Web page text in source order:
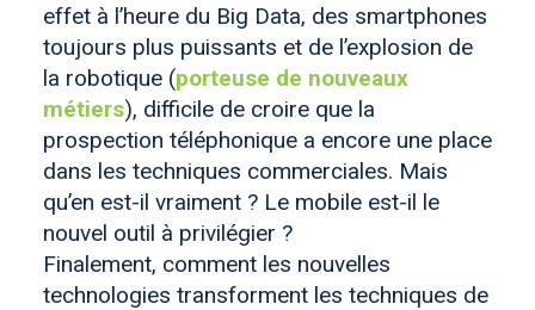
effet à l’heure du Big Data, des smartphones
toujours plus puissants et de l’explosion de
la robotique (porteuse de nouveaux
métiers), difficile de croire que la
prospection téléphonique a encore une place
dans les techniques commerciales. Mais
qu’en est-il vraiment ? Le mobile est-il le
nouvel outil à privilégier ?
Finalement, comment les nouvelles
technologies transforment les techniques de